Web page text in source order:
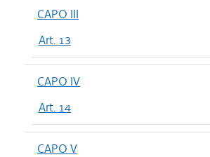
CAPO III
Art. 13
CAPO IV
Art. 14
CAPO V